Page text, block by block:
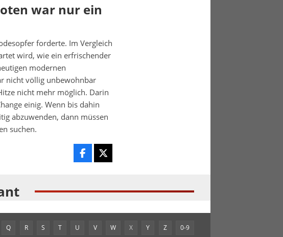
war nur ein
forderte. Im Vergleich
wird, wie ein erfrischender
modernen
nicht völlig unbewohnbar
nicht mehr möglich. Darin
einig. Wenn bis dahin
abzuwenden, dann müssen
suchen.
Q R S T U V W X Y Z 0-9